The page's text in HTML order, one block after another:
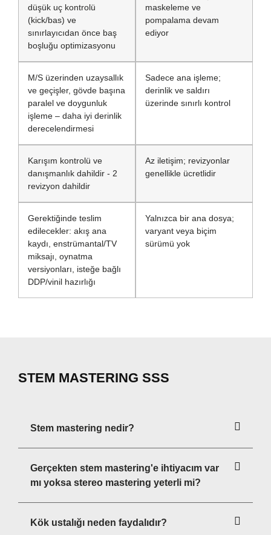
düşük uç kontrolü
(kick/bas) ve
sınırlayıcıdan önce baş
boşluğu optimizasyonu
maskeleme ve
pompalama devam
ediyor
M/S üzerinden uzaysallık
ve geçişler, gövde başına
paralel ve doygunluk
işleme – daha iyi derinlik
derecelendirmesi
Sadece ana işleme;
derinlik ve saldırı
üzerinde sınırlı kontrol
Karışım kontrolü ve
danışmanlık dahildir - 2
revizyon dahildir
Az iletişim; revizyonlar
genellikle ücretlidir
Gerektiğinde teslim
edilecekler: akış ana
kaydı, enstrümantal/TV
miksajı, oynatma
versiyonları, isteğe bağlı
DDP/vinil hazırlığı
Yalnızca bir ana dosya;
varyant veya biçim
sürümü yok
STEM MASTERING SSS
Stem mastering nedir?
Gerçekten stem mastering'e ihtiyacım var
mı yoksa stereo mastering yeterli mi?
Kök ustalığı neden faydalıdır?